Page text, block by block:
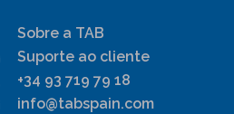
Sobre a TAB
Suporte ao cliente
+34 93 719 79 18
info@tabspain.com